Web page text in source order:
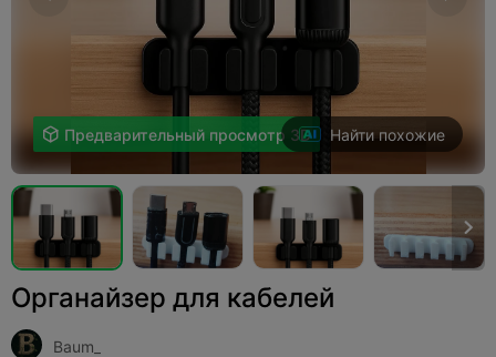
 Предварительный просмотр 3D Найти похожие

Органайзер для кабелей
Baum_